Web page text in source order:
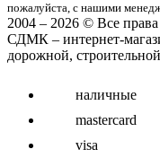
пожaлуйста, с нашими
2004 – 2026 © Все
СДМК – интернет-
дорожной,
наличные
mastercard
visa